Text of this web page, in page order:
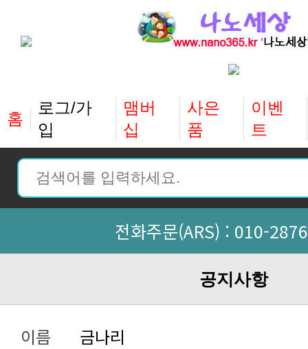
홈
입 십 품 트
전화주문(ARS) : 010-
공지사항
이름
금나리